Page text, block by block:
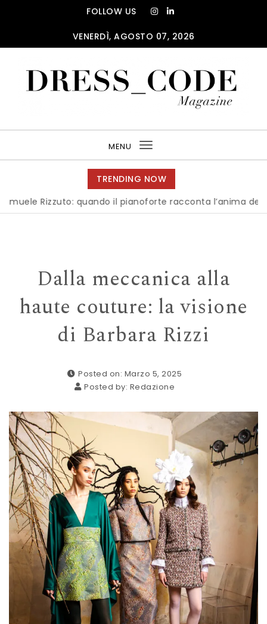
FOLLOW US
VENERDÌ, AGOSTO 07, 2026
MENU
Toggle
navigation
TRENDING NOW
Rizzuto: quando il pianoforte racconta l’anima dell’Italia
Dalla meccanica alla
haute couture: la visione
di Barbara Rizzi
Posted on: Marzo 5, 2025
Posted by: Redazione